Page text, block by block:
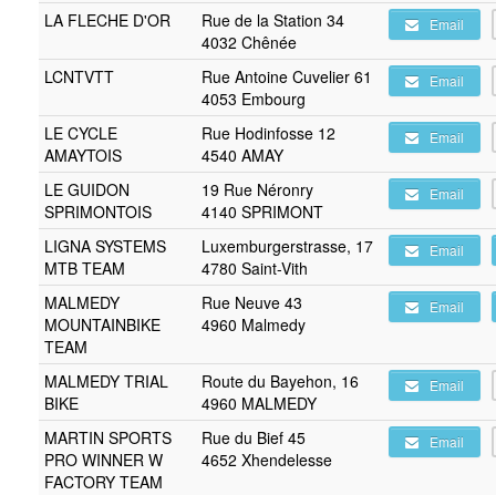
LA FLECHE D'OR
Rue de la Station 34
4032 Chênée
Email
LCNTVTT
Rue Antoine Cuvelier 61
4053 Embourg
Email
LE CYCLE
AMAYTOIS
Rue Hodinfosse 12
4540 AMAY
Email
LE GUIDON
SPRIMONTOIS
19 Rue Néronry
4140 SPRIMONT
Email
LIGNA SYSTEMS
MTB TEAM
Luxemburgerstrasse, 17
4780 Saint-Vith
Email
MALMEDY
MOUNTAINBIKE
TEAM
Rue Neuve 43
4960 Malmedy
Email
MALMEDY TRIAL
BIKE
Route du Bayehon, 16
4960 MALMEDY
Email
MARTIN SPORTS
PRO WINNER W
FACTORY TEAM
Rue du Bief 45
4652 Xhendelesse
Email